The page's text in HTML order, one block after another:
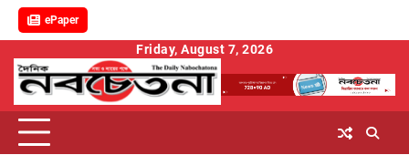
ePaper
content
Friday, August 7, 2026